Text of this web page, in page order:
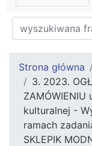
Strona główna
3. 2023.
ZAMÓWIENIU
kulturalnej -
ramach
SKLEPIK